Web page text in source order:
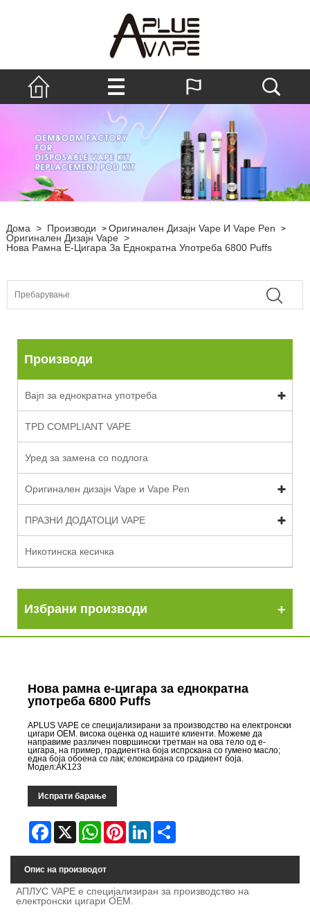
Дома > Производи > Оригинален Дизајн Vape И Vape Pen >
Оригинален Дизајн Vape >
Нова Рамна Е-Цигара За Еднократна Употреба 6800 Puffs
Производи
Вајп за еднократна употреба
TPD COMPLIANT VAPE
Уред за замена со подлога
Оригинален дизајн Vape и Vape Pen
ПРАЗНИ ДОДАТОЦИ VAPE
Никотинска кесичка
Избрани производи
Нова рамна е-цигара за еднократна
употреба 6800 Puffs
APLUS VAPE се специјализирани за производство на електронски
цигари OEM. висока оценка од нашите клиенти. Можеме да
направиме различен површински третман на ова тело од е-
цигара, на пример, градиентна боја испрскана со гумено масло;
една боја обоена со лак; елоксирана со градиент боја.
Модел:AK123
Испрати барање
Facebook
X WhatsAppPinterestLinkedIn
Опис на производот
АПЛУС VAPE е специјализиран за производство на
електронски цигари OEM.